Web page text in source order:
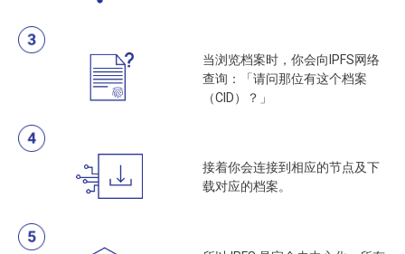
当浏览档案时，你会向IPFS网络
查询：「请问那位有这个档案
（CID）？」
接着你会连接到相应的节点及下
载对应的档案。